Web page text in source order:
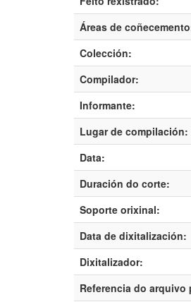
Áreas de
Colección:
Compilador:
Informante:
Lugar de compilación:
Data:
Duración do corte:
Soporte orixinal:
Data de dixitalización:
Dixitalizador:
Referencia do arquivo